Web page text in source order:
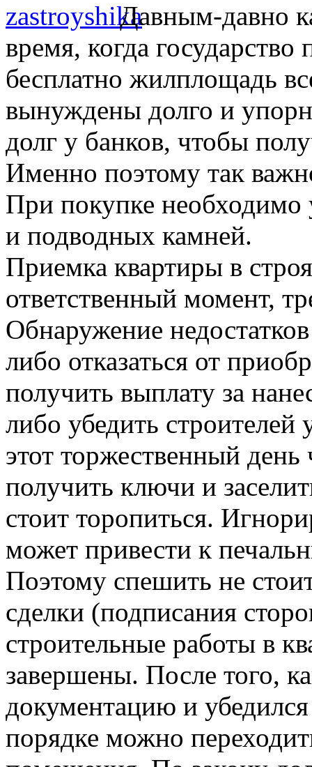
Давным-давно
время, когда
бесплатно жилплощадь
вынуждены долго и
долг у банков, чтобы
Именно поэтому так
При покупке необходимо
и подводных камней.
Приемка квартиры в
ответственный момент,
Обнаружение
либо отказаться от
получить выплату за
либо убедить строителей
этот торжественный день
получить ключи и
стоит торопиться.
может привести к
Поэтому спешить не
сделки (подписания
строительные работы в
завершены. После того,
документацию и
порядке можно